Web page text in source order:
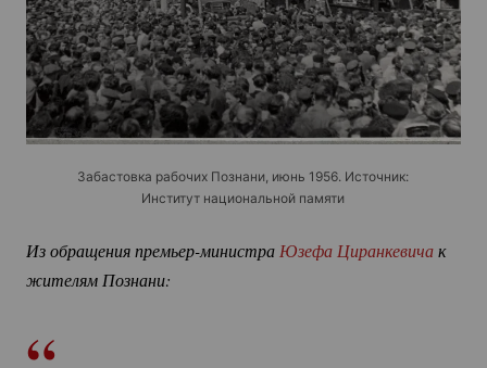
Забастовка рабочих Познани, июнь 1956. Источник:
Институт национальной памяти
Из обращения премьер-министраЮзефа Циранкевича к
жителям Познани: